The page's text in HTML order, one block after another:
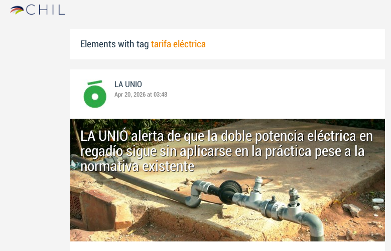
Elements with tag tarifa eléctrica
LA UNIO
Apr 20, 2026 at 03:48
LA UNIÓ alerta de que la doble potencia eléctrica en
regadío sigue sin aplicarse en la práctica pese a la
normativa existente